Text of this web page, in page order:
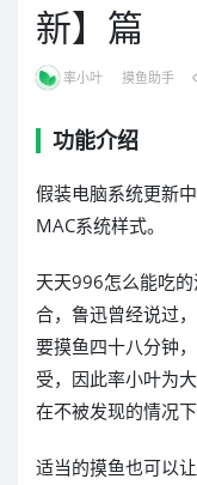
新】篇
率小叶 摸鱼助手
功能介绍
假装电脑系统更新
MAC系统样式。
天天996怎么能吃
合，鲁迅曾经说过
要摸鱼四十八分钟
受，因此率小叶为
在不被发现的情况下
适当的摸鱼也可以